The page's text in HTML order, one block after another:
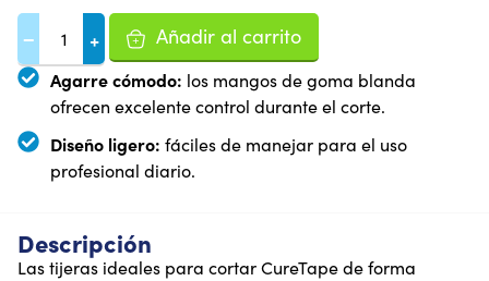
− + Añadir al carrito
Agarre cómodo: los mangos de goma blanda
ofrecen excelente control durante el corte.
Diseño ligero: fáciles de manejar para el uso
profesional diario.
Descripción
Las tijeras ideales para cortar CureTape de forma